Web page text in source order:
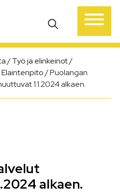
/Työ ja elinkeinot/
Elaintenpito/Puolangan
1.1.2024 alkaen.
alkaen.